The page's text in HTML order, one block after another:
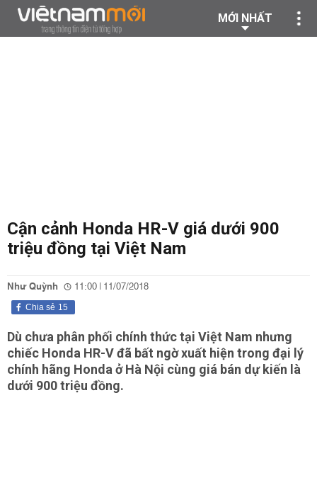
MỚI NHẤT
Cận cảnh Honda HR-V giá dưới 900
triệu đồng tại Việt Nam
Như Quỳnh 11:00 | 11/07/2018
15
Chia sẻ
Dù chưa phân phối chính thức tại Việt Nam nhưng
chiếc Honda HR-V đã bất ngờ xuất hiện trong đại lý
chính hãng Honda ở Hà Nội cùng giá bán dự kiến là
dưới 900 triệu đồng.